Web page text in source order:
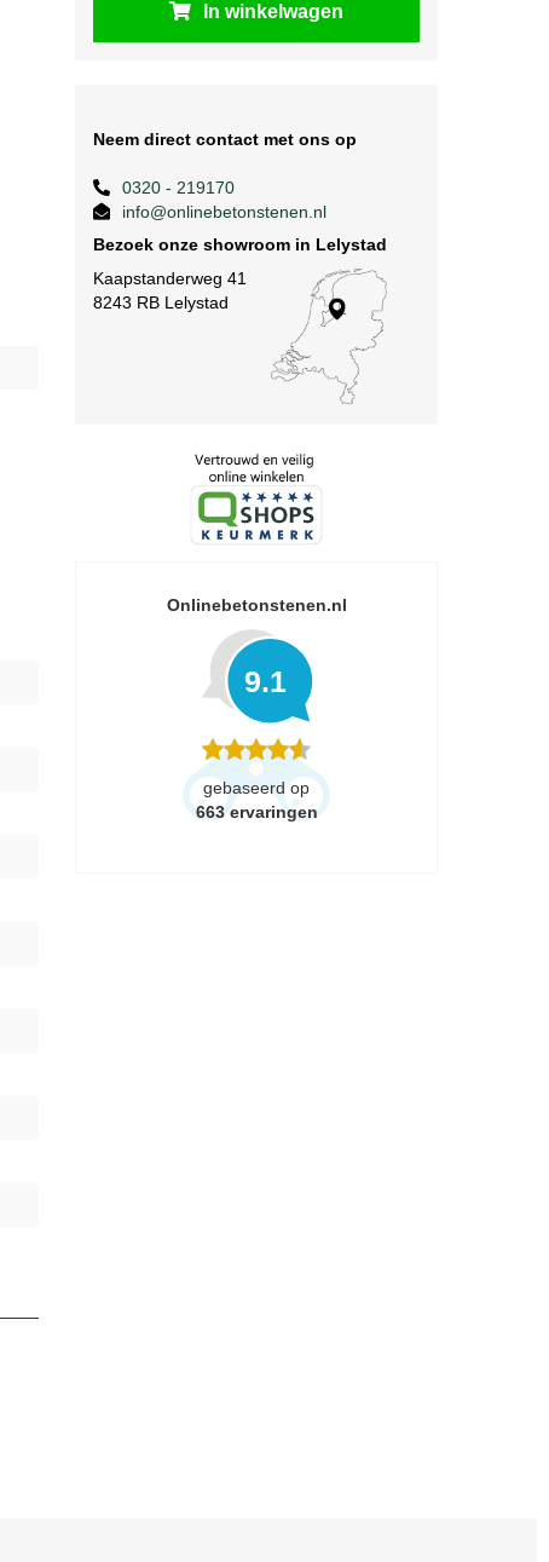
In winkelwagen
Neem direct contact met ons op
0320 - 219170
info@onlinebetonstenen.nl
Bezoek onze showroom in Lelystad
Kaapstanderweg 41
8243 RB Lelystad
Onlinebetonstenen.nl
9.1
gebaseerd op
663 ervaringen